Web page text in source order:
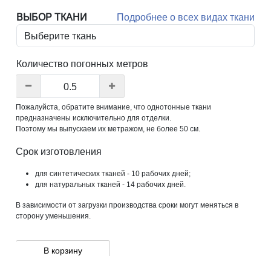
ВЫБОР ТКАНИ Подробнее о всех видах ткани
Количество погонных метров
Пожалуйста, обратите внимание, что однотонные ткани
предназначены исключительно для отделки.
Поэтому мы выпускаем их метражом, не более 50 см.
Срок изготовления
для синтетических тканей - 10 рабочих дней;
для натуральных тканей - 14 рабочих дней.
В зависимости от загрузки производства сроки могут меняться в
сторону уменьшения.
В корзину